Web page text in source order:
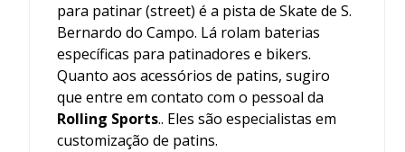
para patinar (street) é a pista de Skate de S.
Bernardo do Campo. Lá rolam baterias
específicas para patinadores e bikers.
Quanto aos acessórios de patins, sugiro
que entre em contato com o pessoal da
Rolling Sports.. Eles são especialistas em
customização de patins.